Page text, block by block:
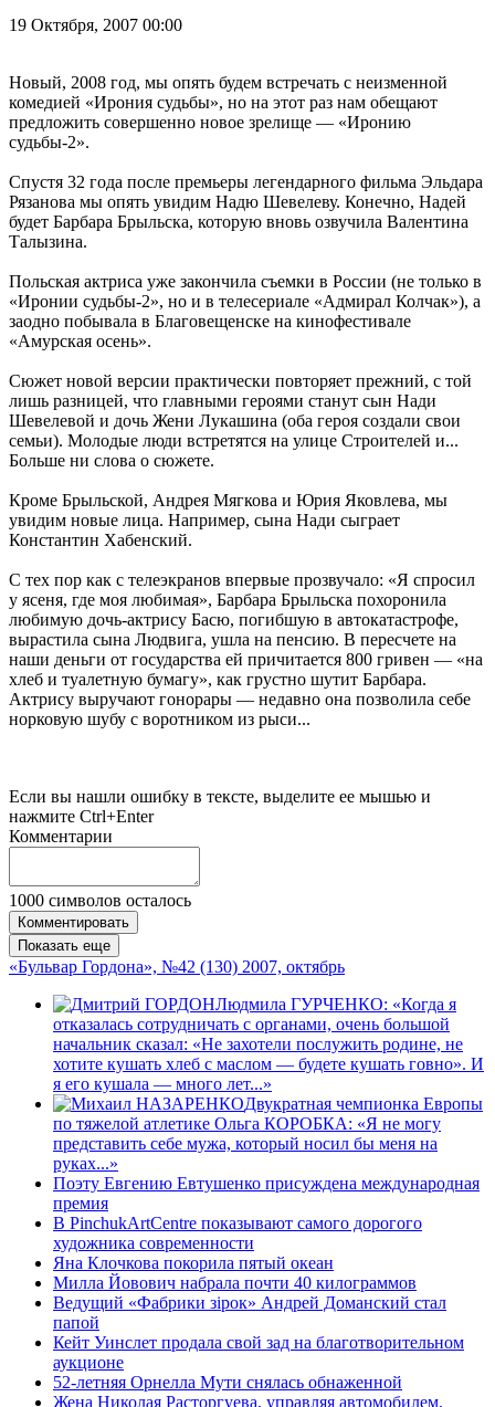
19 Октября, 2007 00:00
Новый, 2008 год, мы опять будем встречать с неизменной
комедией «Ирония судьбы», но на этот раз нам обещают
предложить совершенно новое зрелище — «Иронию
судьбы-2».
Спустя 32 года после премьеры легендарного фильма Эльдара
Рязанова мы опять увидим Надю Шевелеву. Конечно, Надей
будет Барбара Брыльска, которую вновь озвучила Валентина
Талызина.
Польская актриса уже закончила съемки в России (не только в
«Иронии судьбы-2», но и в телесериале «Адмирал Колчак»), а
заодно побывала в Благовещенске на кинофестивале
«Амурская осень».
Сюжет новой версии практически повторяет прежний, с той
лишь разницей, что главными героями станут сын Нади
Шевелевой и дочь Жени Лукашина (оба героя создали свои
семьи). Молодые люди встретятся на улице Строителей и...
Больше ни слова о сюжете.
Кроме Брыльской, Андрея Мягкова и Юрия Яковлева, мы
увидим новые лица. Например, сына Нади сыграет
Константин Хабенский.
С тех пор как с телеэкранов впервые прозвучало: «Я спросил
у ясеня, где моя любимая», Барбара Брыльска похоронила
любимую дочь-актрису Басю, погибшую в автокатастрофе,
вырастила сына Людвига, ушла на пенсию. В пересчете на
наши деньги от государства ей причитается 800 гривен — «на
хлеб и туалетную бумагу», как грустно шутит Барбара.
Актрису выручают гонорары — недавно она позволила себе
норковую шубу с воротником из рыси...
Если вы нашли ошибку в тексте, выделите ее мышью и
нажмите Ctrl+Enter
Комментарии
1000 символов осталось
Комментировать
Показать еще
«Бульвар Гордона», №42 (130) 2007, октябрь
Людмила ГУРЧЕНКО: «Когда я
отказалась сотрудничать с органами, очень большой
начальник сказал: «Не захотели послужить родине, не
хотите кушать хлеб с маслом — будете кушать говно». И
я его кушала — много лет...»
Двукратная чемпионка Европы
по тяжелой атлетике Ольга КОРОБКА: «Я не могу
представить себе мужа, который носил бы меня на
руках...»
Поэту Евгению Евтушенко присуждена международная
премия
В PinchukArtCentre показывают самого дорогого
художника современности
Яна Клочкова покорила пятый океан
Милла Йовович набрала почти 40 килограммов
Ведущий «Фабрики зiрок» Андрей Доманский стал
папой
Кейт Уинслет продала свой зад на благотворительном
аукционе
52-летняя Орнелла Мути снялась обнаженной
Жена Николая Расторгуева, управляя автомобилем,